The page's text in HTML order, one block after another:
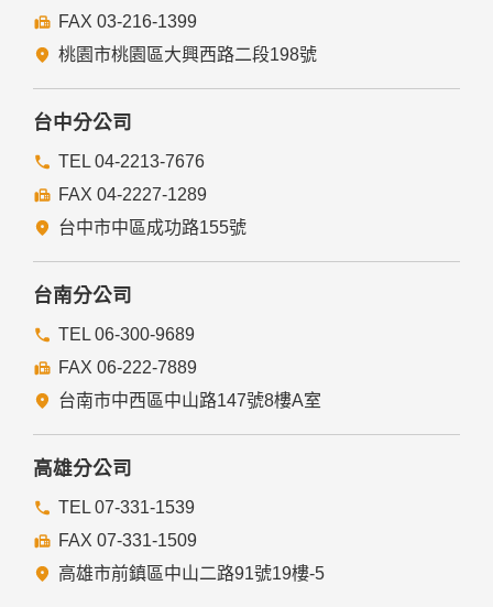
FAX 03-216-1399
桃園市桃園區大興西路二段198號
台中分公司
TEL 04-2213-7676
FAX 04-2227-1289
台中市中區成功路155號
台南分公司
TEL 06-300-9689
FAX 06-222-7889
台南市中西區中山路147號8樓A室
高雄分公司
TEL 07-331-1539
FAX 07-331-1509
高雄市前鎮區中山二路91號19樓-5